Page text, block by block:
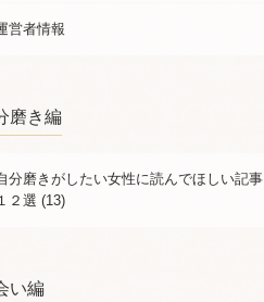
営者情報
磨き編
分磨きがしたい女性に読んでほしい記事
２選 (13)
い編